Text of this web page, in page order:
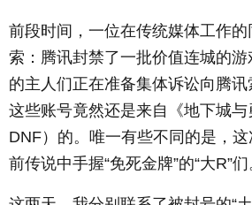
前段时间，一位在传统媒体工作
索：腾讯封禁了一批价值连城的
的主人们正在准备集体诉讼向腾讯
这些账号竟然还是来自《地下城
DNF）的。唯一有些不同的是，
前传说中手握“免死金牌”的“大R”们